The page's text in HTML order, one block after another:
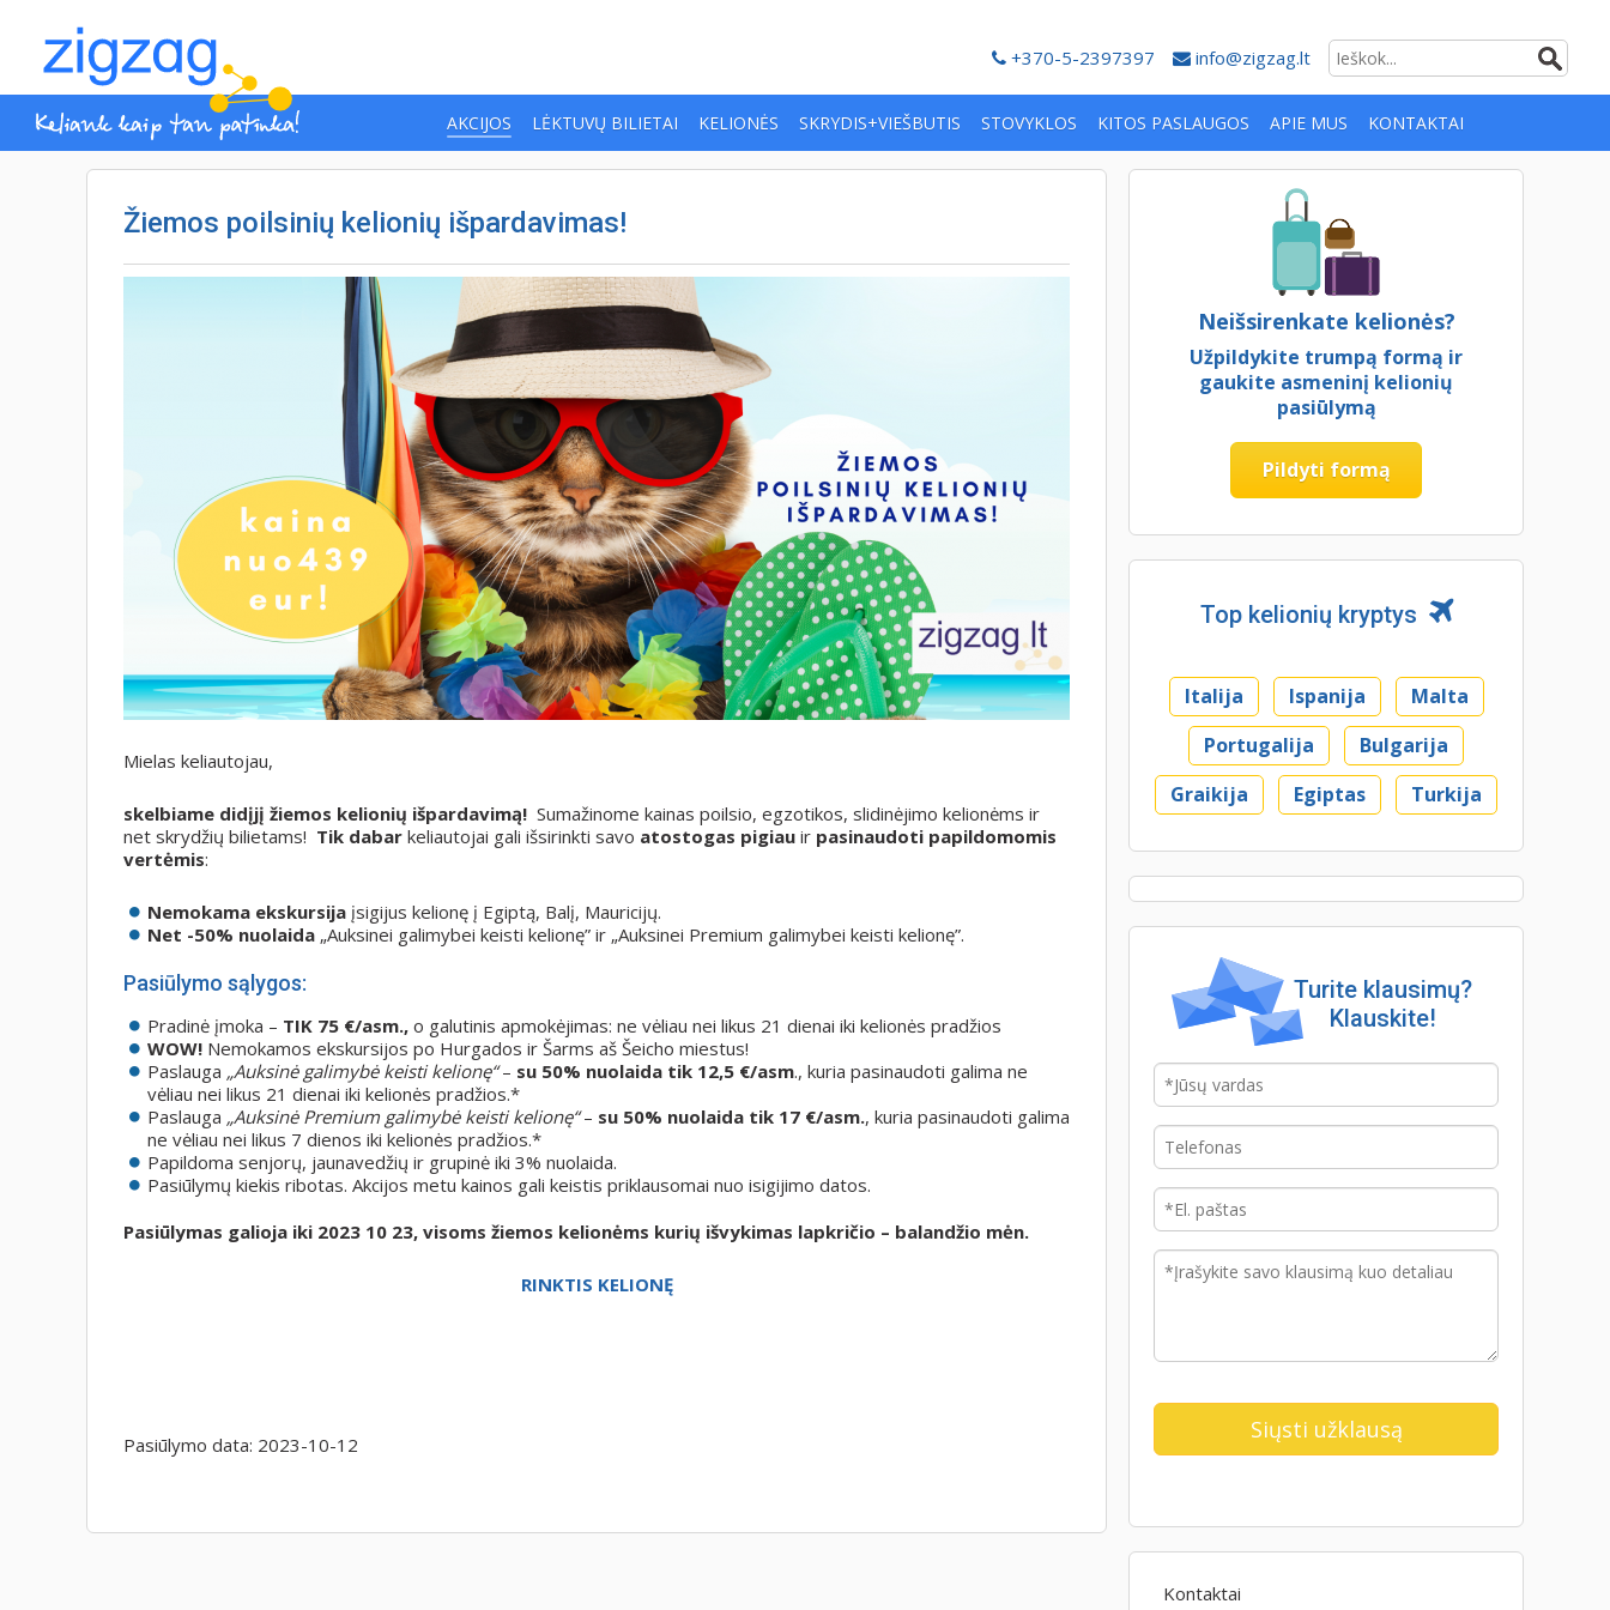
+370-5-2397397 info@zigzag.lt
AKCIJOS LĖKTUVŲ BILIETAI KELIONĖS SKRYDIS+VIEŠBUTIS STOVYKLOS KITOS PASLAUGOS APIE MUS KONTAKTAI
Žiemos poilsinių kelionių išpardavimas!
Mielas keliautojau,
skelbiame didįjį žiemos kelionių išpardavimą! Sumažinome kainas poilsio, egzotikos, slidinėjimo kelionėms ir
net skrydžių bilietams! Tik dabar keliautojai gali išsirinkti savo atostogas pigiau ir pasinaudoti papildomomis
vertėmis:
Nemokama ekskursija įsigijus kelionę į Egiptą, Balį, Mauricijų.
Net -50% nuolaida „Auksinei galimybei keisti kelionę” ir „Auksinei Premium galimybei keisti kelionę”.
Pasiūlymo sąlygos:
Pradinė įmoka – TIK 75 €/asm., o galutinis apmokėjimas: ne vėliau nei likus 21 dienai iki kelionės pradžios
WOW! Nemokamos ekskursijos po Hurgados ir Šarms aš Šeicho miestus!
Paslauga „Auksinė galimybė keisti kelionę“– su 50% nuolaida tik 12,5 €/asm., kuria pasinaudoti galima ne
vėliau nei likus 21 dienai iki kelionės pradžios.*
Paslauga „Auksinė Premium galimybė keisti kelionę“– su 50% nuolaida tik 17 €/asm., kuria pasinaudoti galima
ne vėliau nei likus 7 dienos iki kelionės pradžios.*
Papildoma senjorų, jaunavedžių ir grupinė iki 3% nuolaida.
Pasiūlymų kiekis ribotas. Akcijos metu kainos gali keistis priklausomai nuo isigijimo datos.
Pasiūlymas galioja iki 2023 10 23, visoms žiemos kelionėms kurių išvykimas lapkričio – balandžio mėn.
RINKTIS KELIONĘ
Pasiūlymo data: 2023-10-12
Neišsirenkate kelionės?
Užpildykite trumpą formą ir
gaukite asmeninį kelionių
pasiūlymą
Pildyti formą
Top kelionių kryptys
Italija Ispanija
Malta
Portugalija
Bulgarija
Graikija
Egiptas Turkija
Turite klausimų?
Klauskite!
Kontaktai